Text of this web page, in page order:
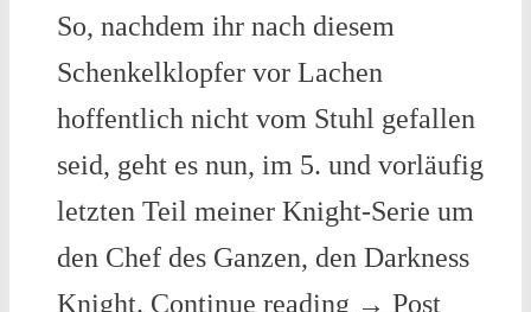
So, nachdem ihr nach diesem
Schenkelklopfer vor Lachen
hoffentlich nicht vom Stuhl gefallen
seid, geht es nun, im 5. und vorläufig
letzten Teil meiner Knight-Serie um
den Chef des Ganzen, den Darkness
Knight. Continue reading → Post